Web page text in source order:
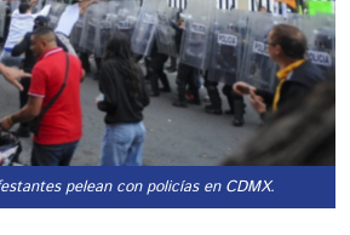
pelean con policías en CDMX.